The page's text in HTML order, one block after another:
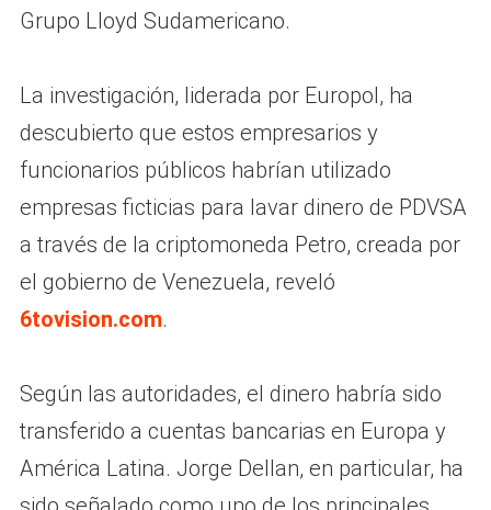
Grupo Lloyd Sudamericano.
La investigación, liderada por Europol, ha
descubierto que estos empresarios y
funcionarios públicos habrían utilizado
empresas ficticias para lavar dinero de PDVSA
a través de la criptomoneda Petro, creada por
el gobierno de Venezuela, reveló
6tovision.com.
Según las autoridades, el dinero habría sido
transferido a cuentas bancarias en Europa y
América Latina. Jorge Dellan, en particular, ha